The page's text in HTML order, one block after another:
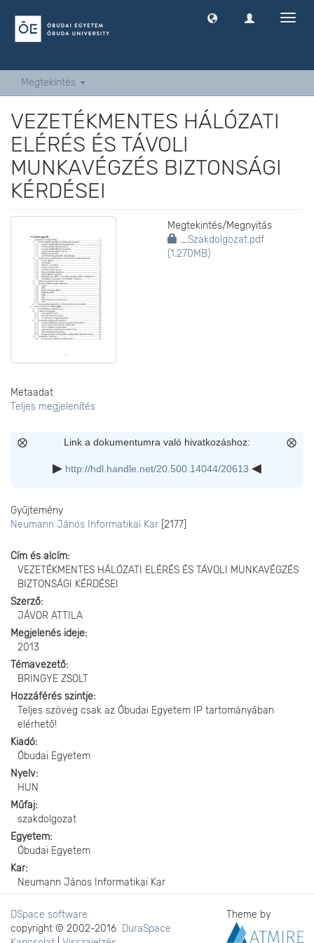
Megtekintés
VEZETÉKMENTES HÁLÓZATI
ELÉRÉS ÉS TÁVOLI
MUNKAVÉGZÉS BIZTONSÁGI
KÉRDÉSEI
Megtekintés/Megnyitás
_Szakdolgozat.pdf
(1.270MB)
Metaadat
Teljes megjelenítés
Link a dokumentumra való hivatkozáshoz:
http://hdl.handle.net/20.500.14044/20613
Gyűjtemény
Neumann János Informatikai Kar [2177]
Cím és alcím
VEZETÉKMENTES HÁLÓZATI ELÉRÉS ÉS TÁVOLI MUNKAVÉGZÉS
BIZTONSÁGI KÉRDÉSEI
Szerző
JÁVOR ATTILA
Megjelenés ideje
2013
Témavezető
BRINGYE ZSOLT
Hozzáférés szintje
Teljes szöveg csak az Óbudai Egyetem IP tartományában
elérhető!
Kiadó
Óbudai Egyetem
Nyelv
HUN
Műfaj
szakdolgozat
Egyetem
Óbudai Egyetem
Kar
Neumann János Informatikai Kar
DSpace software
copyright © 2002-2016 DuraSpace
Theme by